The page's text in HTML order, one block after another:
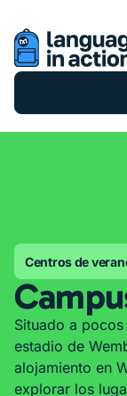
Centros de
Situado a
estadio de
alojamiento en
explorar los